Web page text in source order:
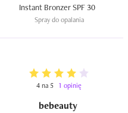
Spray do opalania
4 na 5 1 opinię
bebeauty